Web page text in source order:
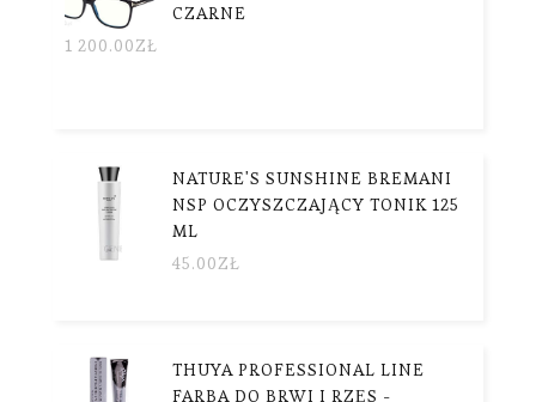
CZARNE
1 200.00ZŁ
NATURE'S SUNSHINE BREMANI
NSP OCZYSZCZAJĄCY TONIK 125
ML
45.00ZŁ
THUYA PROFESSIONAL LINE
FARBA DO BRWI I RZĘS -